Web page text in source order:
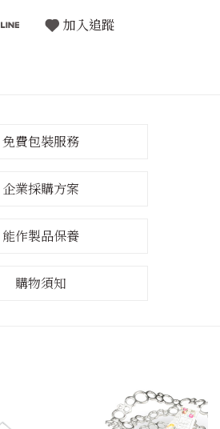
加入追蹤
免費包裝服務
企業採購方案
能作製品保養
購物須知